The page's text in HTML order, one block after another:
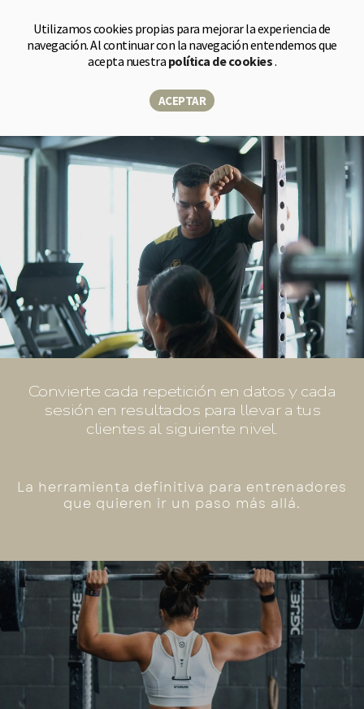
Utilizamos cookies propias para mejorar la experiencia de
navegación. Al continuar con la navegación entendemos que
acepta nuestra política de cookies.
ACEPTAR
Tienda
Mide. Personaliza. Impacta.
Convierte cada repetición en datos y cada
sesión en resultados para llevar a tus
clientes al siguiente nivel.
La herramienta definitiva para entrenadores
que quieren ir un paso más allá.